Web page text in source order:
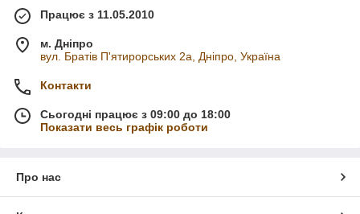
Працює з 11.05.2010
м. Дніпро
вул. Братів П'ятирорських 2а, Дніпро, Україна
Контакти
Сьогодні працює з 09:00 до 18:00
Показати весь графік роботи
Про нас